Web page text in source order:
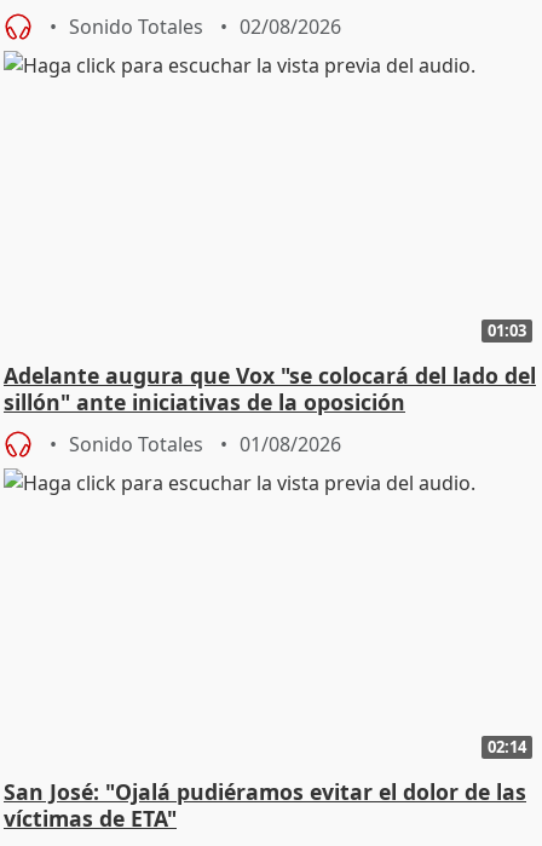
Sonido Totales 02/08/2026
01:03
Adelante augura que Vox "se colocará del lado del
sillón" ante iniciativas de la oposición
Sonido Totales 01/08/2026
02:14
San José: "Ojalá pudiéramos evitar el dolor de las
víctimas de ETA"